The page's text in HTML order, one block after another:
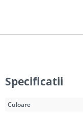
Specificatii
Culoare